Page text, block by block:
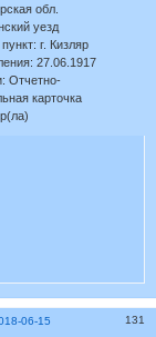
обл.
уезд
г. Кизляр
27.06.1917
Отчетно-
карточка
131
06-15